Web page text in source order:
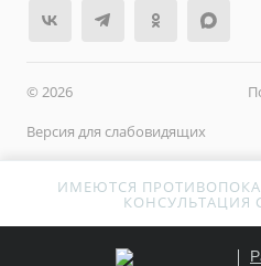
© 2026
Версия для слабовидящих
ИМЕЮТСЯ
КОНСУЛЬТАЦИЯ